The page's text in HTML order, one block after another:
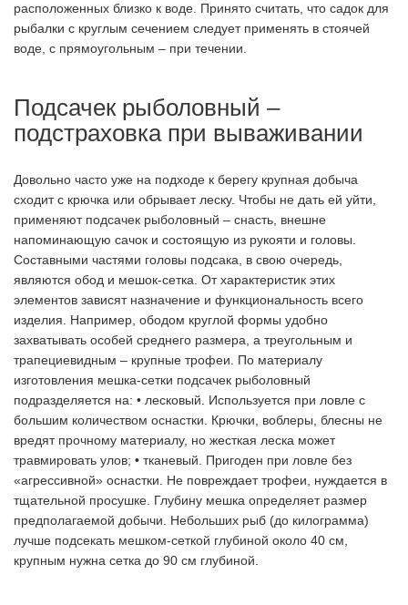
расположенных близко к воде. Принято считать, что садок для
рыбалки с круглым сечением следует применять в стоячей
воде, с прямоугольным – при течении.
Подсачек рыболовный –
подстраховка при вываживании
Довольно часто уже на подходе к берегу крупная добыча
сходит с крючка или обрывает леску. Чтобы не дать ей уйти,
применяют подсачек рыболовный – снасть, внешне
напоминающую сачок и состоящую из рукояти и головы.
Составными частями головы подсака, в свою очередь,
являются обод и мешок-сетка. От характеристик этих
элементов зависят назначение и функциональность всего
изделия. Например, ободом круглой формы удобно
захватывать особей среднего размера, а треугольным и
трапециевидным – крупные трофеи. По материалу
изготовления мешка-сетки подсачек рыболовный
подразделяется на: • лесковый. Используется при ловле с
большим количеством оснастки. Крючки, воблеры, блесны не
вредят прочному материалу, но жесткая леска может
травмировать улов; • тканевый. Пригоден при ловле без
«агрессивной» оснастки. Не повреждает трофеи, нуждается в
тщательной просушке. Глубину мешка определяет размер
предполагаемой добычи. Небольших рыб (до килограмма)
лучше подсекать мешком-сеткой глубиной около 40 см,
крупным нужна сетка до 90 см глубиной.